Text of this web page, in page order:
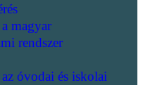
magyar
rendszer
óvodai és iskolai